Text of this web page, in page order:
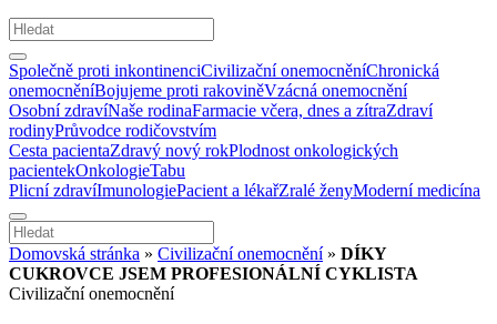
Společně proti inkontinenciCivilizační onemocněníChronická
onemocněníBojujeme proti rakoviněVzácná onemocnění
Osobní zdravíNaše rodinaFarmacie včera, dnes a zítraZdraví
rodinyPrůvodce rodičovstvím
Cesta pacientaZdravý nový rokPlodnost onkologických
pacientekOnkologieTabu
Plicní zdravíImunologiePacient a lékařZralé ženyModerní medicína
Domovská stránka » Civilizační onemocnění» DÍKY
CUKROVCE JSEM PROFESIONÁLNÍ CYKLISTA
Civilizační onemocnění